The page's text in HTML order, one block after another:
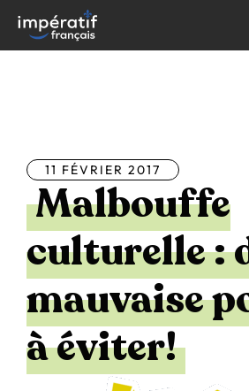
contenu
11 FÉVRIER 2017
Malbouffe
culturelle :
mauvaise
à éviter!